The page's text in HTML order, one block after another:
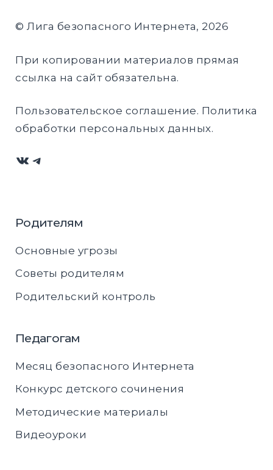
© Лига безопасного Интернета, 2026
При копировании материалов прямая
ссылка на сайт обязательна.
Пользовательское соглашение. Политика
обработки персональных данных.
ВКонтакте
Telegram
Родителям
Основные угрозы
Советы родителям
Родительский контроль
Педагогам
Месяц безопасного Интернета
Конкурс детского сочинения
Методические материалы
Видеоуроки